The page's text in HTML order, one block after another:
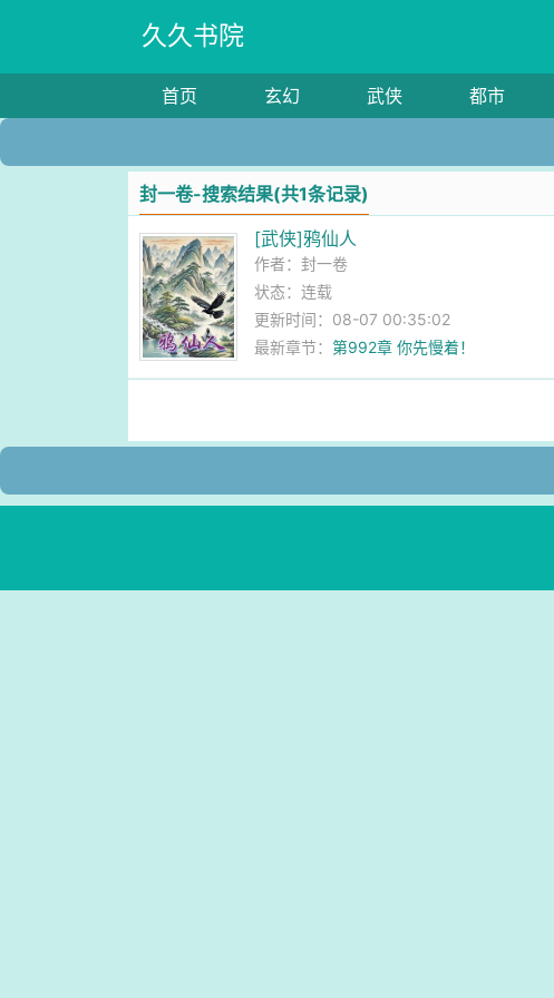
久久书院
首页 玄幻 武侠 都市
封一卷-搜索结果(共1条记录)
[武侠]鸦仙人
作者：封一卷
状态：连载
更新时间：08-07 00:35:02
最新章节：第992章 你先慢着！